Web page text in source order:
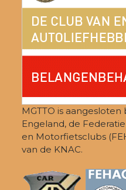
MGTTO is aangesloten
Engeland, de
en Motorfietsclubs
van de KNAC.